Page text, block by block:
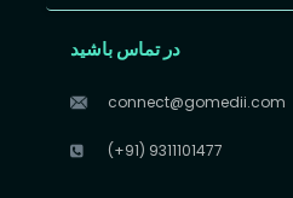
در تماس باشید
connect@gomedii.com
(+91) 9311101477